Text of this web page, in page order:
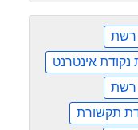
רשת
נקודת אינטרנט
רשת
תקשורת